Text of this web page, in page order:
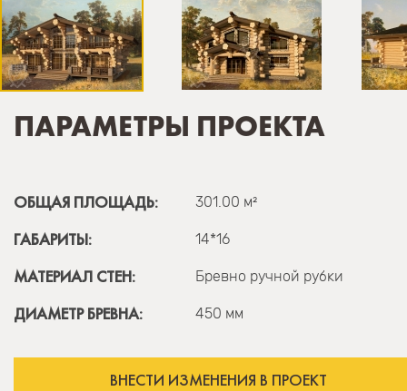
ПАРАМЕТРЫ ПРОЕКТА
ОБЩАЯ ПЛОЩАДЬ: 301.00 м²
ГАБАРИТЫ: 14*16
МАТЕРИАЛ СТЕН: Бревно ручной рубки
ДИАМЕТР БРЕВНА: 450 мм
ВНЕСТИ ИЗМЕНЕНИЯ В ПРОЕКТ